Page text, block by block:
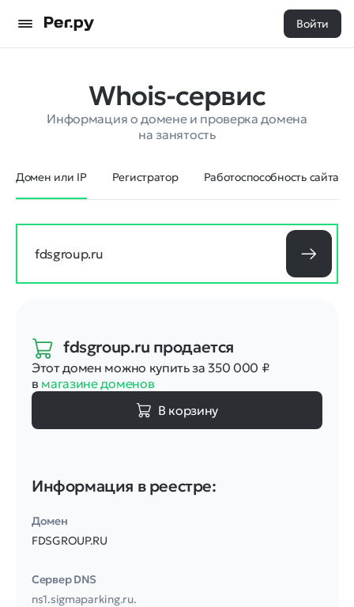
Войти
Whois-сервис
Информация о домене и проверка домена
на занятость
Домен или IP Регистратор Работоспособность сайта
fdsgroup.ru продается
Этот домен можно купить за 350 000 ₽
в магазине доменов
В корзину
Информация в реестре:
Домен
FDSGROUP.RU
Сервер DNS
ns1.sigmaparking.ru.